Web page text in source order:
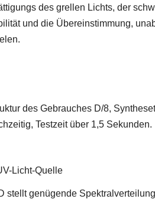
des grellen Lichts, der
und die Übereinstimmung,
des Gebrauches D/8,
Testzeit über 1,5 Sekunden.
Licht-Quelle
genügende